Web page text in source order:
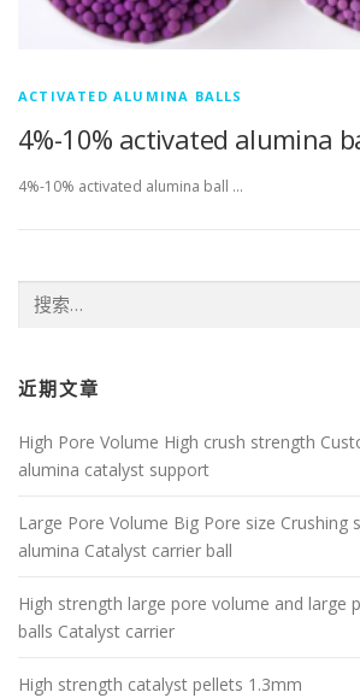
ACTIVATED ALUMINA BALLS
4%-10% activated alumina
4%-10% activated alumina ball …
索：
近期文章
High Pore Volume High crush strength
alumina catalyst support
Large Pore Volume Big Pore size Crushing
alumina Catalyst carrier ball
High strength large pore volume and large
balls Catalyst carrier
High strength catalyst pellets 1.3mm